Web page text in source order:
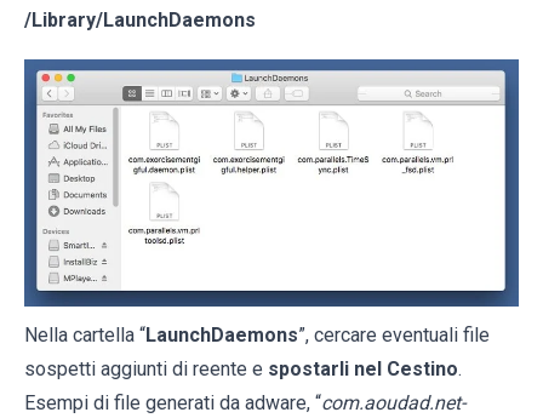
/Library/LaunchDaemons
Nella cartella “LaunchDaemons”, cercare eventuali file
sospetti aggiunti di reente e spostarli nel Cestino.
Esempi di file generati da adware, “com.aoudad.net-